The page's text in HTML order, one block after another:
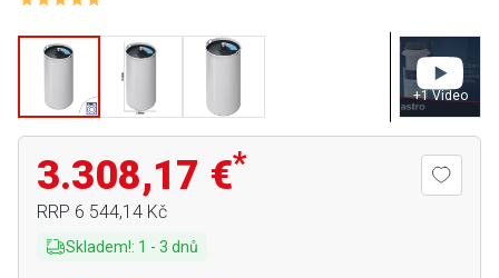
+1 Video
3.308,17 €*
RRP 6 544,14 Kč
Skladem!: 1 - 3 dnů